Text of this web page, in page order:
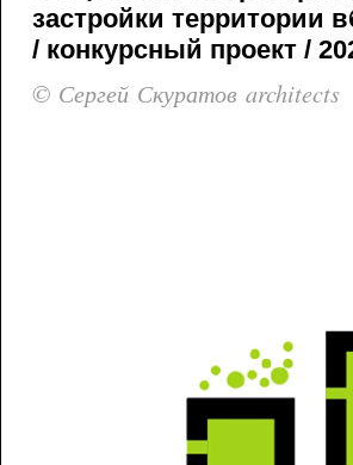
застройки территории
/ конкурсный проект /
© Сергей Скуратов architects